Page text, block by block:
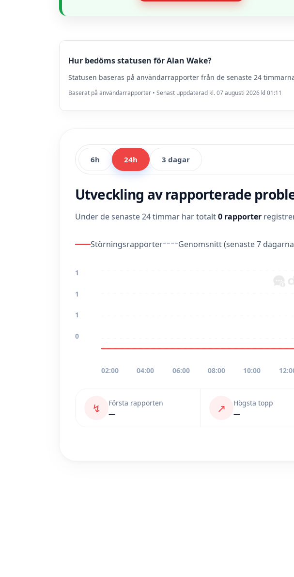
Hur bedöms statusen för Alan Wake?
Statusen baseras på användarrapporter från de senaste 24
Baserat på användarrapporter • Senast uppdaterad kl. 07 augusti 2026 kl 01:11
6h 24h 3 dagar
Utveckling av rapporterade
Under de senaste 24 timmar har totalt0 rapporter
Störningsrapporter Genomsnitt (senaste 7
1
1
1
0
02:00 04:00 06:00 08:00 10:00
↯
Första rapporten
—
↗
Högsta topp
—